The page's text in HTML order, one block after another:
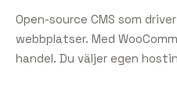
Open-source CMS som
webbplatser. Med
handel. Du väljer egen